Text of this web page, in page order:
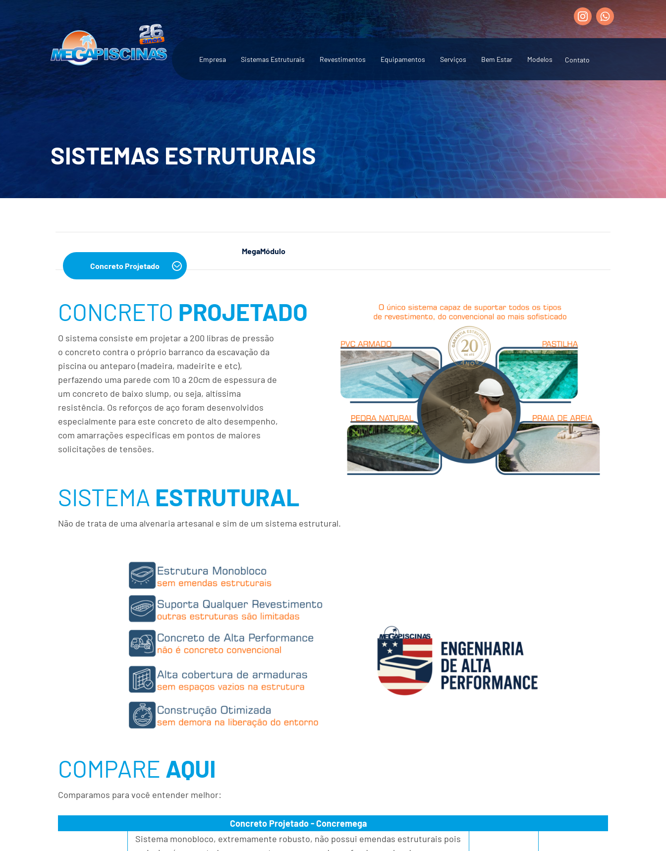
Empresa Sistemas Estruturais Revestimentos Equipamentos Serviços Bem Estar Modelos Contato
SISTEMAS ESTRUTURAIS
Concreto Projetado
MegaMódulo
CONCRETO PROJETADO
O sistema consiste em projetar a 200 libras de pressão
o concreto contra o próprio barranco da escavação da
piscina ou anteparo (madeira, madeirite e etc),
perfazendo uma parede com 10 a 20cm de espessura de
um concreto de baixo slump, ou seja, altíssima
resistência. Os reforços de aço foram desenvolvidos
especialmente para este concreto de alto desempenho,
com amarrações especificas em pontos de maiores
solicitações de tensões.
SISTEMA ESTRUTURAL
Não de trata de uma alvenaria artesanal e sim de um sistema estrutural.
COMPARE AQUI
Comparamos para você entender melhor:
Concreto Projetado - Concremega
Sistema monobloco, extremamente robusto, não possui emendas estruturais pois